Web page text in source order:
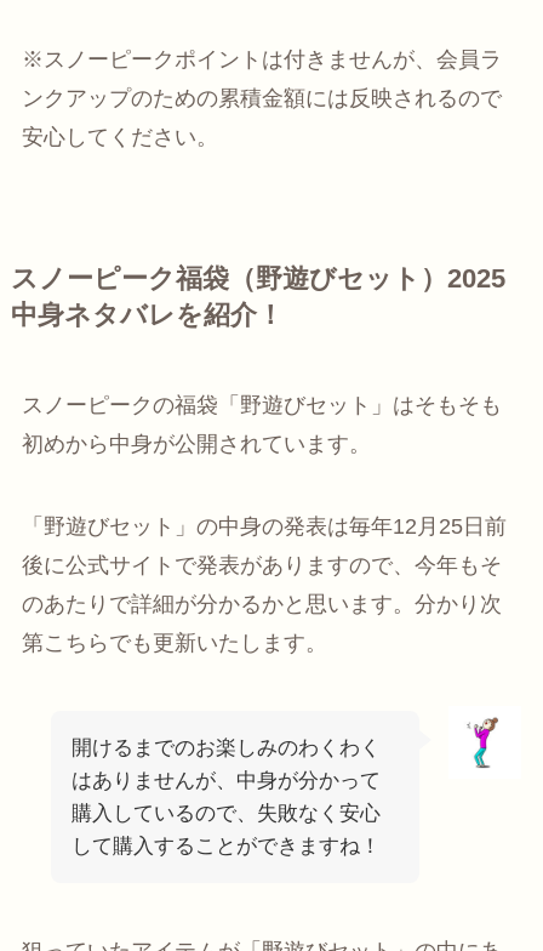
※スノーピークポイントは付きませんが、 会員ラ
ンクアップのための累積金額には反映されるので
安心してください。
スノーピーク福袋（野遊びセット）2025
中身ネタバレを紹介！
スノーピークの福袋「野遊びセット」はそもそも
初めから中身が公開されています。
「野遊びセット」の中身の発表は毎年12月25日前
後に公式サイトで発表がありますので、今年もそ
のあたりで詳細が分かるかと思います。分かり次
第こちらでも更新いたします。
開けるまでのお楽しみのわくわく
はありませんが、中身が分かって
購入しているので、失敗なく安心
して購入することができますね！